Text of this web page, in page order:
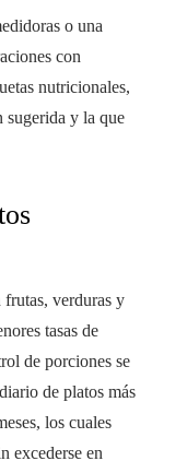
o una
con
nutricionales,
sugerida y la que
frutas, verduras y
tasas de
de porciones se
de platos más
los cuales
excederse en